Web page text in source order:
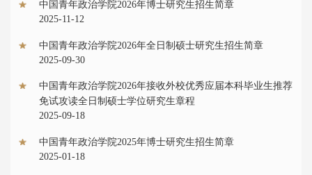
中国青年政治学院2026年博士研究生招生简章
2025-11-12
中国青年政治学院2026年全日制硕士研究生招生简章
2025-09-30
中国青年政治学院2026年接收外校优秀应届本科毕业生推荐
免试攻读全日制硕士学位研究生章程
2025-09-18
中国青年政治学院2025年博士研究生招生简章
2025-01-18